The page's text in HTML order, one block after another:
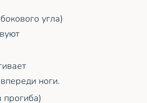
угла)
ноги.
прогиба)